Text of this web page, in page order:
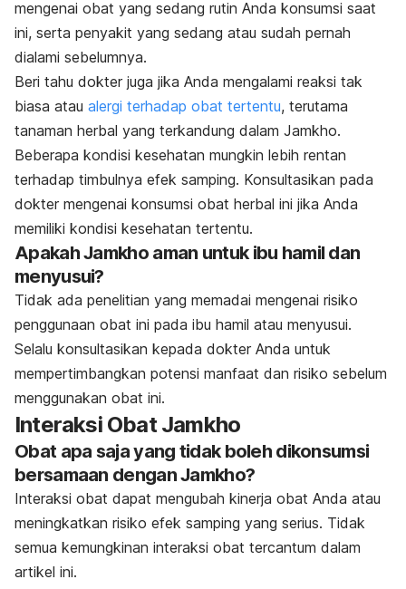
mengenai obat yang sedang rutin Anda konsumsi saat
ini, serta penyakit yang sedang atau sudah pernah
dialami sebelumnya.
Beri tahu dokter juga jika Anda mengalami reaksi tak
biasa atau alergi terhadap obat tertentu, terutama
tanaman herbal yang terkandung dalam Jamkho.
Beberapa kondisi kesehatan mungkin lebih rentan
terhadap timbulnya efek samping. Konsultasikan pada
dokter mengenai konsumsi obat herbal ini jika Anda
memiliki kondisi kesehatan tertentu.
Apakah Jamkho aman untuk ibu hamil dan
menyusui?
Tidak ada penelitian yang memadai mengenai risiko
penggunaan obat ini pada ibu hamil atau menyusui.
Selalu konsultasikan kepada dokter Anda untuk
mempertimbangkan potensi manfaat dan risiko sebelum
menggunakan obat ini.
Interaksi Obat Jamkho
Obat apa saja yang tidak boleh dikonsumsi
bersamaan dengan Jamkho?
Interaksi obat dapat mengubah kinerja obat Anda atau
meningkatkan risiko efek samping yang serius. Tidak
semua kemungkinan interaksi obat tercantum dalam
artikel ini.